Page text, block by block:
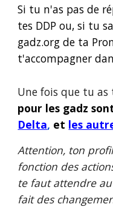
Si tu n'as pas de
tes DDP ou, si tu
gadz.org de ta
t'accompagner
Une fois que tu
pour les gadz
Delta, et les
Attention, ton
fonction des
te faut attendre
fait des